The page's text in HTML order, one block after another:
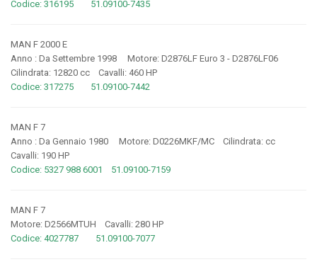
Codice: 316195 51.09100-7435
MAN F 2000 E
Anno : Da Settembre 1998 Motore: D2876LF Euro 3 - D2876LF06
Cilindrata: 12820 cc Cavalli: 460 HP
Codice: 317275 51.09100-7442
MAN F 7
Anno : Da Gennaio 1980 Motore: D0226MKF/MC Cilindrata: cc
Cavalli: 190 HP
Codice: 5327 988 6001 51.09100-7159
MAN F 7
Motore: D2566MTUH Cavalli: 280 HP
Codice: 4027787 51.09100-7077